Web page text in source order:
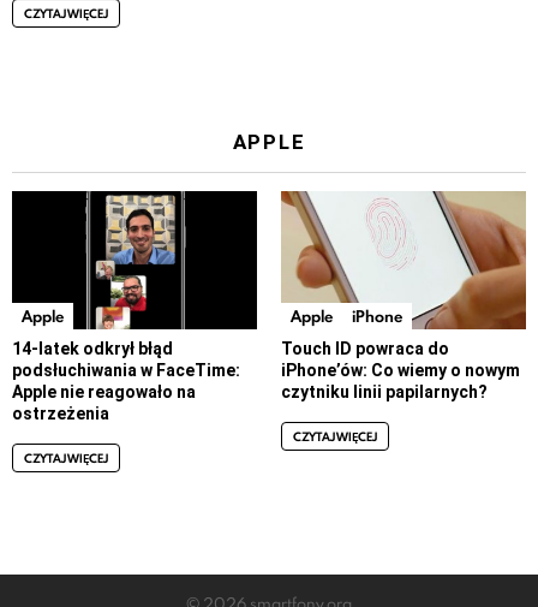
CZYTAJ WIĘCEJ
APPLE
Apple
14-latek odkrył błąd
podsłuchiwania w FaceTime:
Apple nie reagowało na
ostrzeżenia
CZYTAJ WIĘCEJ
Apple iPhone
Touch ID powraca do
iPhone’ów: Co wiemy o nowym
czytniku linii papilarnych?
CZYTAJ WIĘCEJ